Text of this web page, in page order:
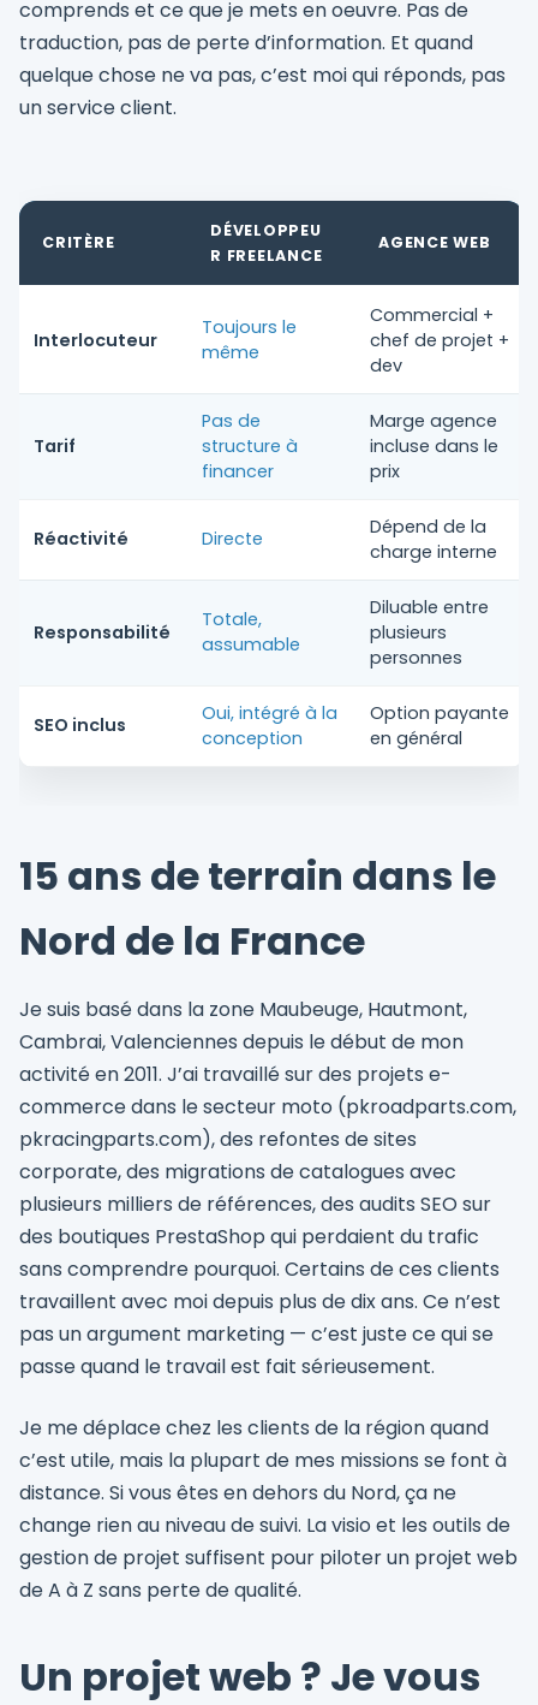
comprends et ce que je mets en oeuvre. Pas de
traduction, pas de perte d’information. Et quand
quelque chose ne va pas, c’est moi qui réponds, pas
un service client.
CRITÈRE
DÉVELOPPEU
R FREELANCE
AGENCE WEB
Interlocuteur
Toujours le
même
Commercial +
chef de projet +
dev
Tarif
Pas de
structure à
financer
Marge agence
incluse dans le
prix
Réactivité Directe
Dépend de la
charge interne
Responsabilité
Totale,
assumable
Diluable entre
plusieurs
personnes
SEO inclus
Oui, intégré à la
conception
Option payante
en général
15 ans de terrain dans le
Nord de la France
Je suis basé dans la zone Maubeuge, Hautmont,
Cambrai, Valenciennes depuis le début de mon
activité en 2011. J’ai travaillé sur des projets e-
commerce dans le secteur moto (pkroadparts.com,
pkracingparts.com), des refontes de sites
corporate, des migrations de catalogues avec
plusieurs milliers de références, des audits SEO sur
des boutiques PrestaShop qui perdaient du trafic
sans comprendre pourquoi. Certains de ces clients
travaillent avec moi depuis plus de dix ans. Ce n’est
pas un argument marketing — c’est juste ce qui se
passe quand le travail est fait sérieusement.
Je me déplace chez les clients de la région quand
c’est utile, mais la plupart de mes missions se font à
distance. Si vous êtes en dehors du Nord, ça ne
change rien au niveau de suivi. La visio et les outils de
gestion de projet suffisent pour piloter un projet web
de A à Z sans perte de qualité.
Un projet web ? Je vous